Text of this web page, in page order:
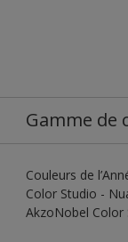
Gamme de
Couleurs de
Color Studio -
AkzoNobel Color